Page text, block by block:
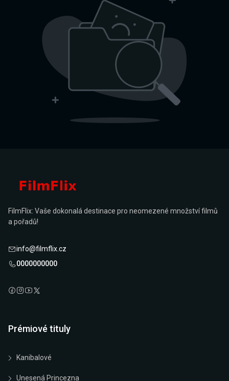
FilmFlix: Vaše dokonalá destinace pro neomezené množství filmů
a pořadů!
info@filmflix.cz
0000000000
Prémiové tituly
Kanibalové
Unesená Princezna